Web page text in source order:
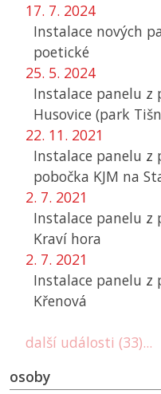
17. 7. 2024
Instalace nových
poetické
25. 5. 2024
Instalace panelu z
Husovice (park
22. 11. 2021
Instalace panelu z
pobočka KJM na
2. 7. 2021
Instalace panelu z
Kraví hora
2. 7. 2021
Instalace panelu z
Křenová
další události (33)...
osoby